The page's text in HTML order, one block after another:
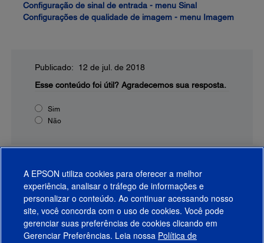
Configuração de sinal de entrada - menu Sinal
Configurações de qualidade de imagem - menu Imagem
Publicado: 12 de jul. de 2018
Esse conteúdo foi útil? Agradecemos sua resposta.
Sim
Não
Produtos
A EPSON utiliza cookies para oferecer a melhor
experiência, analisar o tráfego de informações e
personalizar o conteúdo. Ao continuar acessando nosso
site, você concorda com o uso de cookies. Você pode
gerenciar suas preferências de cookies clicando em
Gerenciar Preferências. Leia nossa Política de